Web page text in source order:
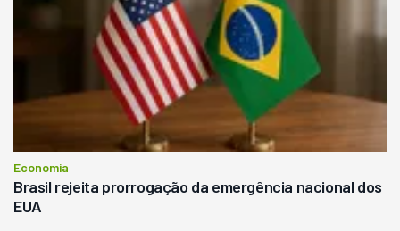
Economia
Brasil rejeita prorrogação da emergência nacional dos
EUA